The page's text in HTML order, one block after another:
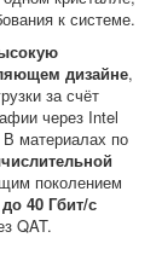
к системе.
дизайне,
за счёт
через Intel
материалах по
поколением
до 40 Гбит/с
QAT.